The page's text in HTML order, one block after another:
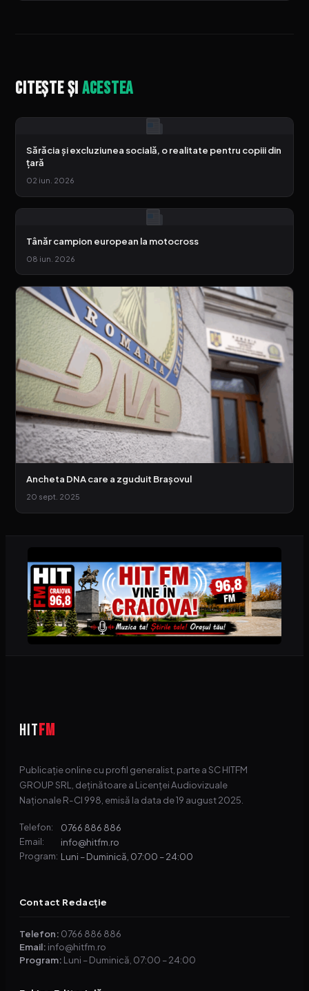
Citește șiacestea
Sărăcia și excluziunea socială, o realitate pentru copiii din
țară
02 iun. 2026
Tânăr campion european la motocross
08 iun. 2026
Ancheta DNA care a zguduit Brașovul
20 sept. 2025
HITFM
Publicație online cu profil generalist, parte a SC HITFM
GROUP SRL, deținătoare a Licenței Audiovizuale
Naționale R-CI 998, emisă la data de 19 august 2025.
Telefon: 0766 886 886
Email: info@hitfm.ro
Program: Luni – Duminică, 07:00 – 24:00
Contact Redacție
Telefon: 0766 886 886
Email: info@hitfm.ro
Program: Luni – Duminică, 07:00 – 24:00